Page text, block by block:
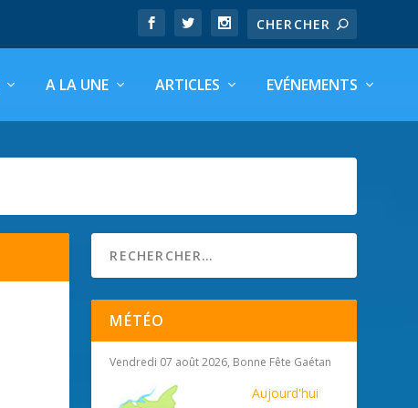
A LA UNE ARTICLES EVÉNEMENTS
MÉTÉO
Vendredi 07 août 2026, Bonne Fête Gaétan
Aujourd'hui